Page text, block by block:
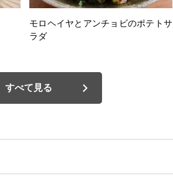
モロヘイヤとアンチョビのポテトサ
ラダ
すべて見る